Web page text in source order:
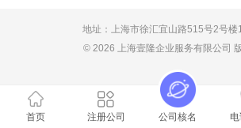
地址：上海市徐汇宜山路515号2号楼
© 2026 上海壹隆企业服务有限公司
首页 注册公司 公司核名